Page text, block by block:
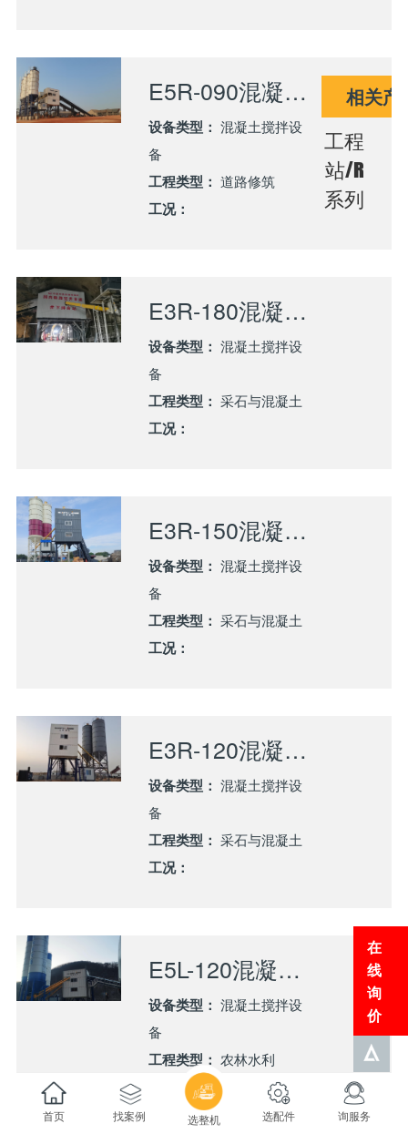
E5R-090混凝土搅拌站服务玻利维亚波韦尼尔至波多里格公路建设
设备类型： 混凝土搅拌设
备
工程类型： 道路修筑
工况：
相关产
工程
站/R
系列
E3R-180混凝土搅拌站服务大瑞铁路高黎贡山隧道建设
设备类型： 混凝土搅拌设
备
工程类型： 采石与混凝土
工况：
E3R-150混凝土搅拌站服务菲律宾公路建设
设备类型： 混凝土搅拌设
备
工程类型： 采石与混凝土
工况：
E3R-120混凝土搅拌站服务伊朗城市建设
设备类型： 混凝土搅拌设
备
工程类型： 采石与混凝土
工况：
E5L-120混凝土搅拌站服务吉林中西部供水工程建设
设备类型： 混凝土搅拌设
备
工程类型： 农林水利
工况： 农林水利
在
线
询
价
首页 找案例 选整机 选配件 询服务